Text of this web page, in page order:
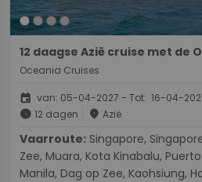
12 daagse Azië cruise met de
Oceania Cruises
event van: 05-04-2027 - Tot: 16-04-
schedule 12 dagen place Azië
Vaarroute:
Zee, Muara, Kota Kinabalu,
Manila, Dag op Zee, Kaohsiung,